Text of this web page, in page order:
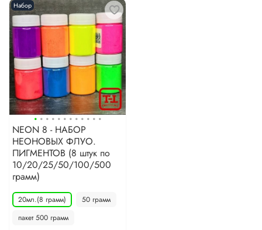
Набор
············
NEON 8 - НАБОР
НЕОНОВЫХ ФЛУО.
ПИГМЕНТОВ (8 штук по
10/20/25/50/100/500
грамм)
20мл.(8 грамм)
50 грамм
пакет 500 грамм